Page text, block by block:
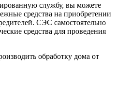
службу, вы можете
средства на приобретении
СЭС самостоятельно
средства для проведения
обработку дома от